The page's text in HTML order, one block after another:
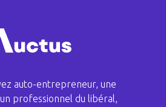
auto-entrepreneur, une
professionnel du libéral,